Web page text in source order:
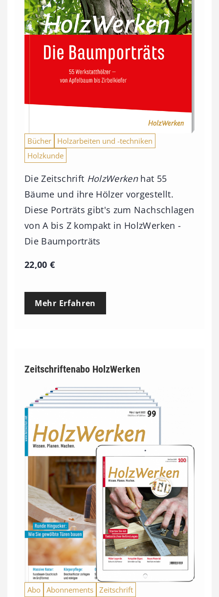
Bücher
Holzarbeiten und -techniken
Holzkunde
Die Zeitschrift HolzWerkenhat 55
Bäume und ihre Hölzer vorgestellt.
Diese Porträts gibt's zum Nachschlagen
von A bis Z kompakt in HolzWerken -
Die Baumporträts
22,00€
Mehr Erfahren
Zeitschriftenabo HolzWerken
Abo Abonnements Zeitschrift